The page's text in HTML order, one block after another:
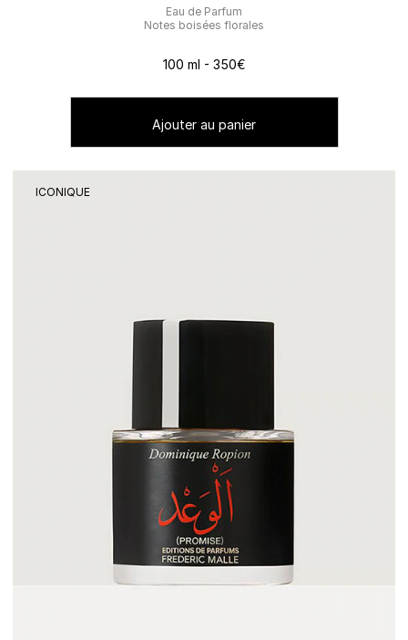
Eau de Parfum
Notes boisées florales
100 ml - 350€
Ajouter au panier
ICONIQUE